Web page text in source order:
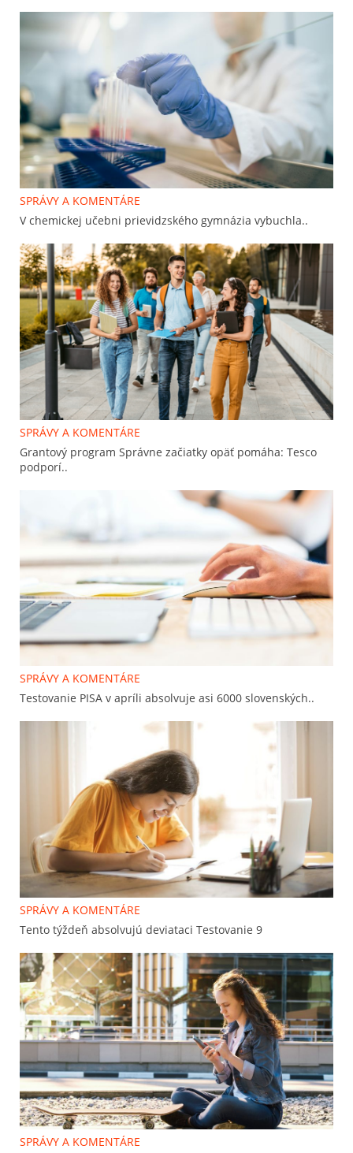
SPRÁVY A KOMENTÁRE
V chemickej učebni prievidzského gymnázia vybuchla..
SPRÁVY A KOMENTÁRE
Grantový program Správne začiatky opäť pomáha: Tesco
podporí..
SPRÁVY A KOMENTÁRE
Testovanie PISA v apríli absolvuje asi 6000 slovenských..
SPRÁVY A KOMENTÁRE
Tento týždeň absolvujú deviataci Testovanie 9
SPRÁVY A KOMENTÁRE